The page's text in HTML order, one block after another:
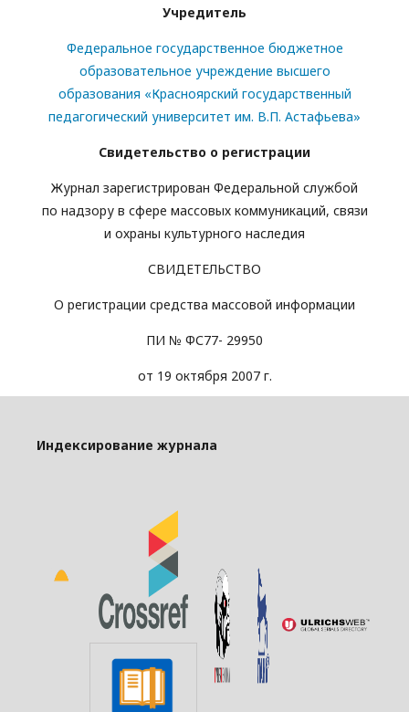
Учредитель
Федеральное государственное бюджетное
образовательное учреждение высшего
образования «Красноярский государственный
педагогический университет им. В.П. Астафьева»
Свидетельство о регистрации
Журнал зарегистрирован Федеральной службой
по надзору в сфере массовых коммуникаций, связи
и охраны культурного наследия
СВИДЕТЕЛЬСТВО
О регистрации средства массовой информации
ПИ № ФС77- 29950
от 19 октября 2007 г.
Индексирование журнала